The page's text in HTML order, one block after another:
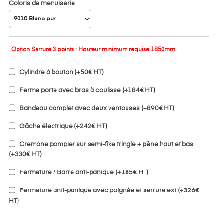
Coloris de menuiserie
Option Serrure 3 points : Hauteur minimum requise 1850mm
Cylindre à bouton (+50€ HT)
Ferme porte avec bras à coulisse (+184€ HT)
Bandeau complet avec deux ventouses (+890€ HT)
Gâche électrique (+242€ HT)
Cremone pompier sur semi-fixe tringle + pêne haut et bas
(+330€ HT)
Fermeture / Barre anti-panique (+185€ HT)
Fermeture anti-panique avec poignée et serrure ext (+326€
HT)